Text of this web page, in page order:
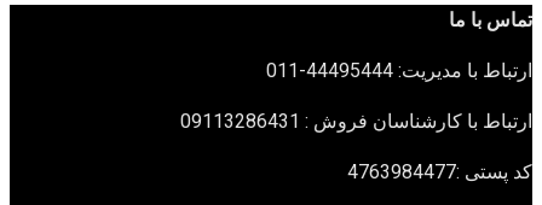
تماس با ما
ارتباط با مدیریت: 44495444-011
ارتباط با کارشناسان فروش : 09113286431
کد پستی :4763984477